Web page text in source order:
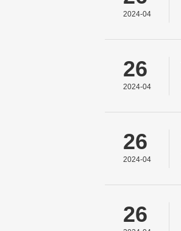
2024-04
26
2024-04
26
2024-04
26